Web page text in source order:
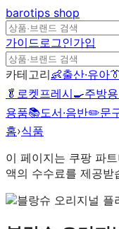
barotips shop
가이드로그인가입
카테고리👶출산·유아👔
🥬 로켓프레시🍳주방
용품📚도서·음반✏️문
홈›식품
이 페이지는 쿠팡 파
액의 수수료를 제공받